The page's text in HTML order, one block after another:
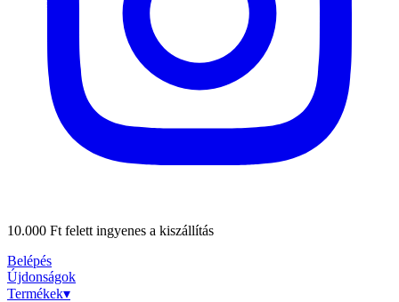
10.000 Ft felett ingyenes a kiszállítás
Belépés
Újdonságok
Termékek▾